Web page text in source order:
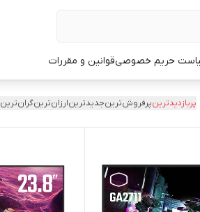
حریم خصوصیقوانین و مقررات
پربازدیدترینپرفروش‌ترینجدیدترینارزان‌ترینگران‌ترین